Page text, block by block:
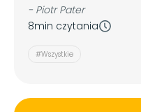
- Piotr Pater
8min czytania
#Wszystkie